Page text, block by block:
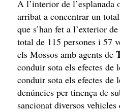
A l’interior de l’esplanada
arribat a concentrar un
que s’han fet a l’exterior
total de 115 persones i 57
els Mossos amb agents de
conduir sota els efectes de
conduir sota els efectes de
denúncies per tinença de
sancionat diversos